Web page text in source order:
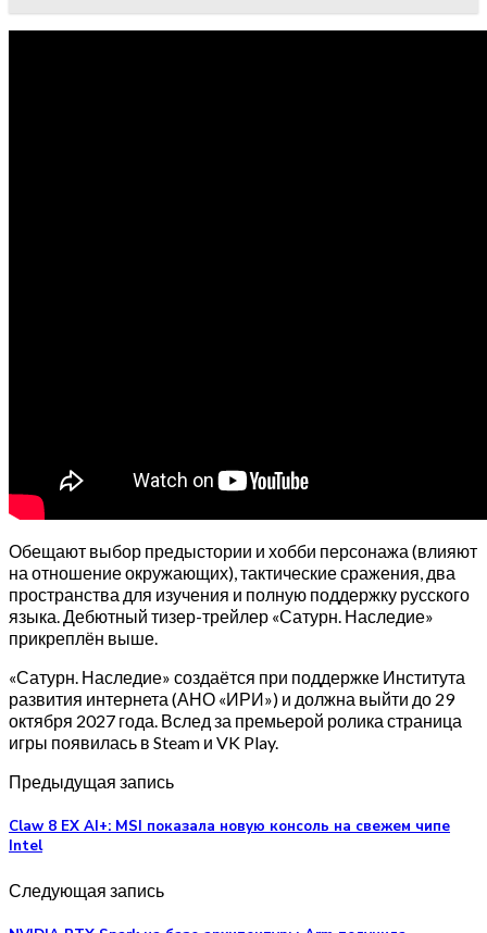
Обещают выбор предыстории и хобби персонажа (влияют
на отношение окружающих), тактические сражения, два
пространства для изучения и полную поддержку русского
языка. Дебютный тизер-трейлер «Сатурн. Наследие»
прикреплён выше.
«Сатурн. Наследие» создаётся при поддержке Института
развития интернета (АНО «ИРИ») и должна выйти до 29
октября 2027 года. Вслед за премьерой ролика страница
игры появилась в Steam и VK Play.
Предыдущая запись
Claw 8 EX AI+: MSI показала новую консоль на свежем чипе
Intel
Следующая запись